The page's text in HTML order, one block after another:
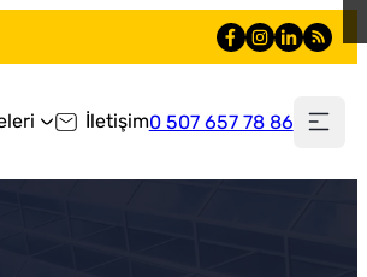
İletişim0 507 657 78 86